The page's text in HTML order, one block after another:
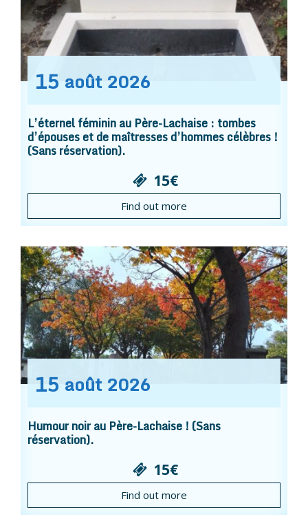
15 août 2026
L’éternel féminin au Père-Lachaise : tombes
d’épouses et de maîtresses d’hommes célèbres !
(Sans réservation).
15€
Find out more
15 août 2026
Humour noir au Père-Lachaise ! (Sans
réservation).
15€
Find out more